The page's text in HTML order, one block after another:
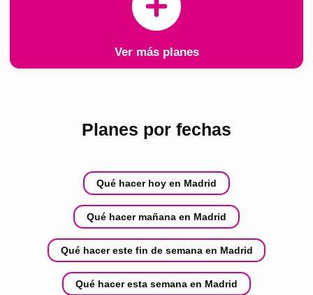
Ver más planes
Planes por fechas
Qué hacer hoy en Madrid
Qué hacer mañana en Madrid
Qué hacer este fin de semana en Madrid
Qué hacer esta semana en Madrid